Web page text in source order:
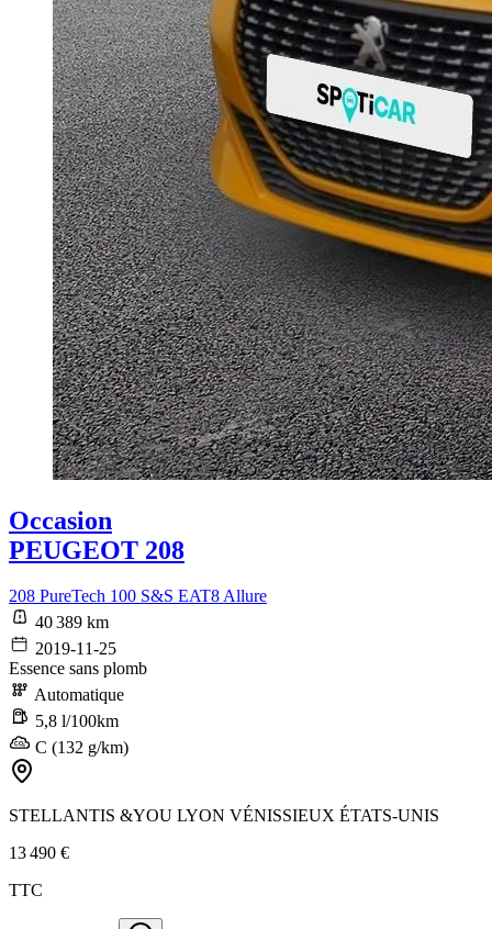
Occasion
PEUGEOT 208
208 PureTech 100 S&S EAT8 Allure
40 389 km
2019-11-25
Essence sans plomb
Automatique
5,8 l/100km
C (132 g/km)
STELLANTIS &YOU LYON VÉNISSIEUX ÉTATS-UNIS
13 490 €
TTC